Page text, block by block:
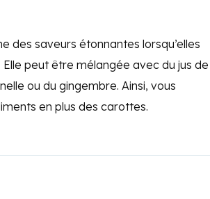
des saveurs étonnantes lorsqu’elles
peut être mélangée avec du jus de
ou du gingembre. Ainsi, vous
en plus des carottes.